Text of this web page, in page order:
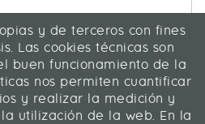
Avanzadas SL
27, 28039 Madrid
04 87
y de terceros con fines
Las cookies técnicas son
buen funcionamiento de la
nos permiten cuantificar
y realizar la medición y
utilización de la web. En la